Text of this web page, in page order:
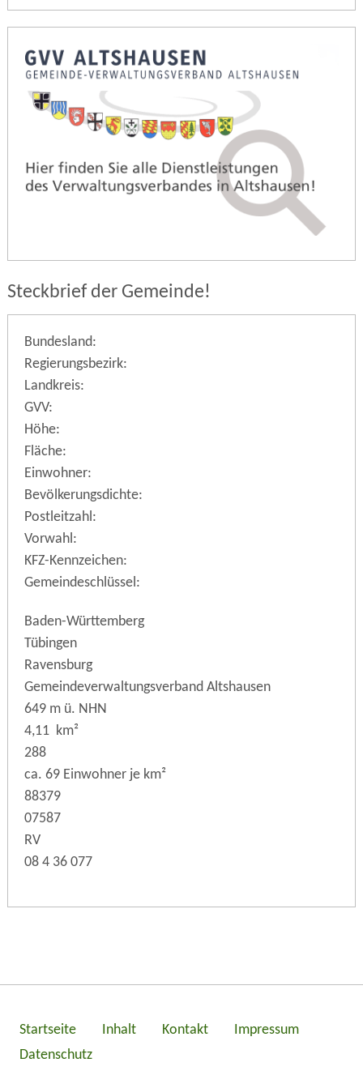
Steckbrief der Gemeinde!
Bundesland:
Regierungsbezirk:
Landkreis:
GVV:
Höhe:
Fläche:
Einwohner:
Bevölkerungsdichte:
Postleitzahl:
Vorwahl:
KFZ-Kennzeichen:
Gemeindeschlüssel:
Baden-Württemberg
Tübingen
Ravensburg
Gemeindeverwaltungsverband Altshausen
649 m ü. NHN
4,11 km²
288
ca. 69 Einwohner je km²
88379
07587
RV
08 4 36 077
Startseite Inhalt Kontakt
Impressum
Datenschutz